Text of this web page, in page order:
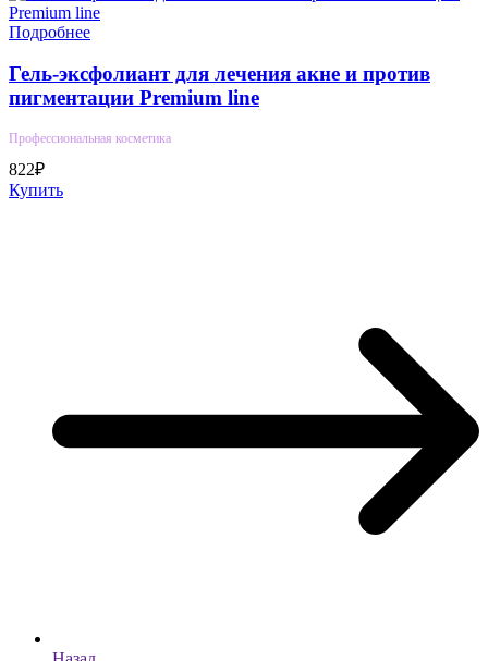
Подробнее
Гель-эксфолиант для лечения акне и против
пигментации Premium line
Профессиональная косметика
822₽
Купить